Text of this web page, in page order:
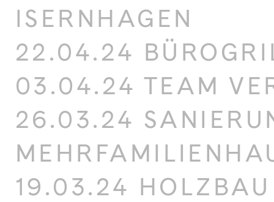
ISERNHAGEN
22.04.24
03.04.24 TEAM
26.03.24
19.03.24